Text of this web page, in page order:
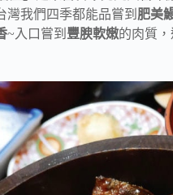
灣我們四季都能品嘗到 肥美
~入口嘗到 豐腴軟嫩的肉質，